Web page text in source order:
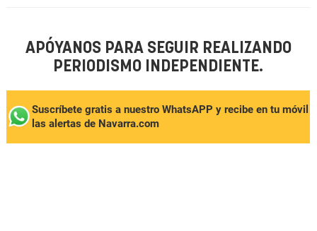
APÓYANOS PARA SEGUIR REALIZANDO
PERIODISMO INDEPENDIENTE.
Suscríbete gratis a nuestro WhatsAPP y recibe en tu móvil
las alertas de Navarra.com